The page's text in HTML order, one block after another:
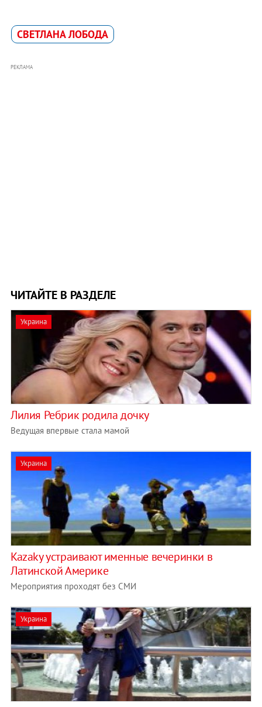
СВЕТЛАНА ЛОБОДА
РЕКЛАМА
ЧИТАЙТЕ В РАЗДЕЛЕ
Украина
Лилия Ребрик родила дочку
Ведущая впервые стала мамой
Украина
Kazaky устраивают именные вечеринки в
Латинской Америке
Мероприятия проходят без СМИ
Украина